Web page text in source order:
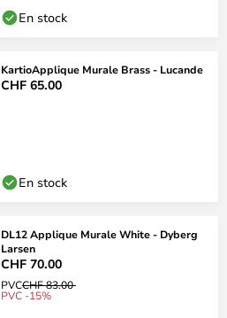
En stock
KartioApplique Murale Brass - Lucande
CHF 65.00
En stock
DL12 Applique Murale White - Dyberg
Larsen
CHF 70.00
PVCCHF 83.00
PVC -15%